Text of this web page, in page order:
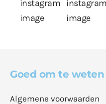
Goed om te weten
Algemene voorwaarden